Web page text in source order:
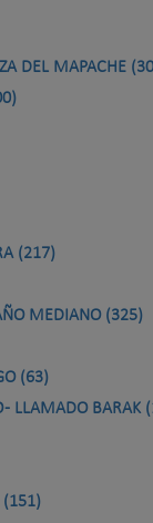
DEL MAPACHE
(217)
MEDIANO (325)
(63)
- LLAMADO BARAK
(151)